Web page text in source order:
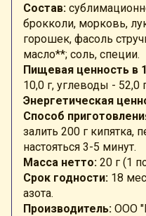
Состав:
брокколи, морковь,
горошек, фасоль
масло**; соль, специи.
Пищевая ценность в
10,0 г, углеводы - 52,0
Энергетическая
Способ
залить 200 г кипятка,
настояться 3-5 минут.
Масса нетто: 20 г (1
Срок годности: 18
азота.
Производитель: ООО